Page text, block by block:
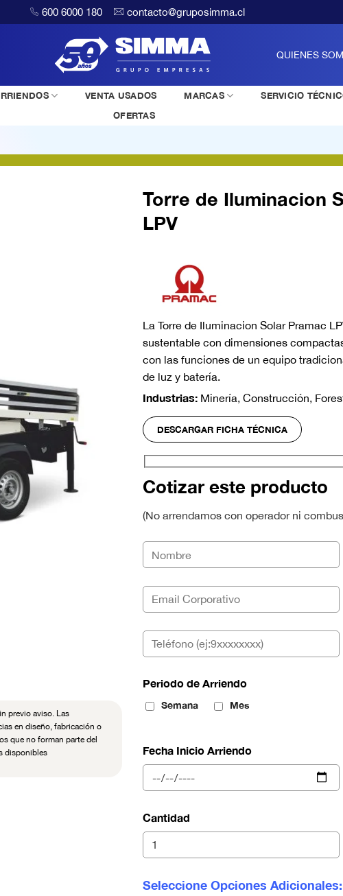
600 6000 180 contacto@gruposimma.cl
QUIENES
VENTA USADOS MARCAS SERVICIO
OFERTAS
previo aviso. Las
en diseño, fabricación o
que no forman parte del
disponibles
Torre de Iluminacion
LPV
La Torre de Iluminacion Solar Pramac
sustentable con dimensiones
con las funciones de un equipo
de luz y batería.
Industrias: Minería, Construcción,
DESCARGAR FICHA TÉCNICA
Cotizar este producto
(No arrendamos con operador ni
Periodo de Arriendo
Semana Mes
Fecha Inicio Arriendo
Cantidad
Seleccione Opciones Adicionales: